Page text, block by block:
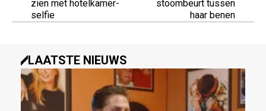
zien met hotelkamer-
selfie
stoombeurt tussen
haar benen
LAATSTE NIEUWS